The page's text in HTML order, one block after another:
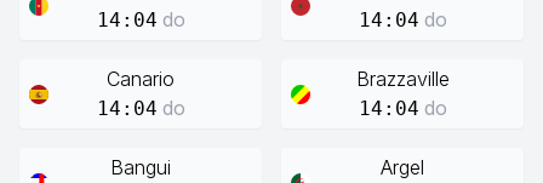
14:04 do 14:04 do
Canario
14:04 do
Brazzaville
14:04 do
Bangui Argel